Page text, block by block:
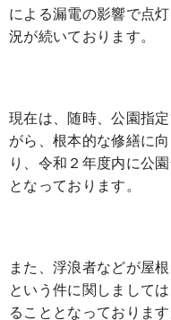
による漏電の影響で点
況が続いております。
現在は、随時、公園指
がら、根本的な修繕に
り、令和２年度内に公
となっております。
また、浮浪者などが屋
という件に関しまして
ることとなっておりま